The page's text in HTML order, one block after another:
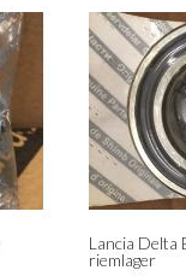
Lancia Delta
riemlager